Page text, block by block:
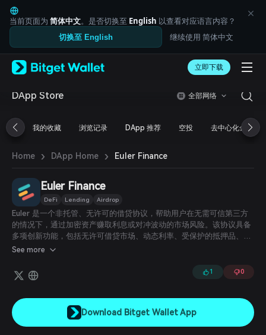
English
日本語
Tiếng Việt
Русский
Español (Latinoamérica)
Türkçe
Français
简体中文
繁體中文
Bahasa Indonesia
ภาษาไทย
العربية
বাংলা
Español
Português (Brasil)
Español (Argentina)
当前页面为 简体中文。是否切换至 English 以查看对应语言内容？
切换至 English 继续使用 简体中文
立即下载
DApp Store 全部网络
我的收藏 浏览记录 DApp 推荐 空投 去中心化金融
Home › DApp Home › Euler Finance
Euler Finance
DeFi Lending Airdrop
Euler 是一个非托管、无许可的借贷协议，帮助用户在无需可信第三方
的情况下，通过加密资产赚取利息或对冲波动的市场风险。该协议具备
多项创新功能，包括无许可借贷市场、动态利率、受保护的抵押品、防
MEV 的清算、多抵押稳定池等诸多特色。
See more
1 0
Download Bitget Wallet App